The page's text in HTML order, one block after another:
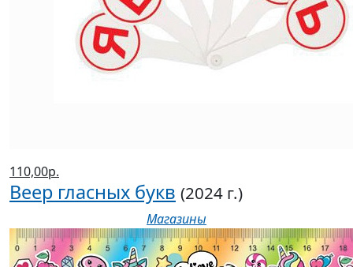
110,00р.
Веер гласных букв (2024 г.)
Магазины